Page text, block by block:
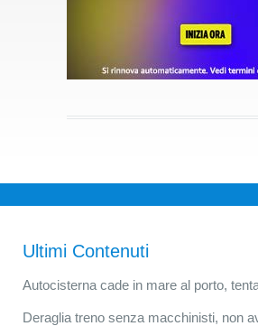
Ultimi Contenuti
Autocisterna cade in mare al porto,
Deraglia treno senza macchinisti, non